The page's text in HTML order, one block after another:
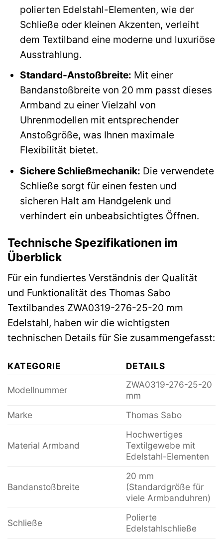
polierten Edelstahl-Elementen, wie der
Schließe oder kleinen Akzenten, verleiht
dem Textilband eine moderne und luxuriöse
Ausstrahlung.
Standard-Anstoßbreite: Mit einer
Bandanstoßbreite von 20 mm passt dieses
Armband zu einer Vielzahl von
Uhrenmodellen mit entsprechender
Anstoßgröße, was Ihnen maximale
Flexibilität bietet.
Sichere Schließmechanik: Die verwendete
Schließe sorgt für einen festen und
sicheren Halt am Handgelenk und
verhindert ein unbeabsichtigtes Öffnen.
Technische Spezifikationen im
Überblick
Für ein fundiertes Verständnis der Qualität
und Funktionalität des Thomas Sabo
Textilbandes ZWA0319-276-25-20 mm
Edelstahl, haben wir die wichtigsten
technischen Details für Sie zusammengefasst:
KATEGORIE DETAILS
Modellnummer
ZWA0319-276-25-20
mm
Marke
Thomas Sabo
Material Armband
Hochwertiges
Textilgewebe mit
Edelstahl-Elementen
Bandanstoßbreite
20 mm
(Standardgröße für
viele Armbanduhren)
Schließe
Polierte
Edelstahlschließe